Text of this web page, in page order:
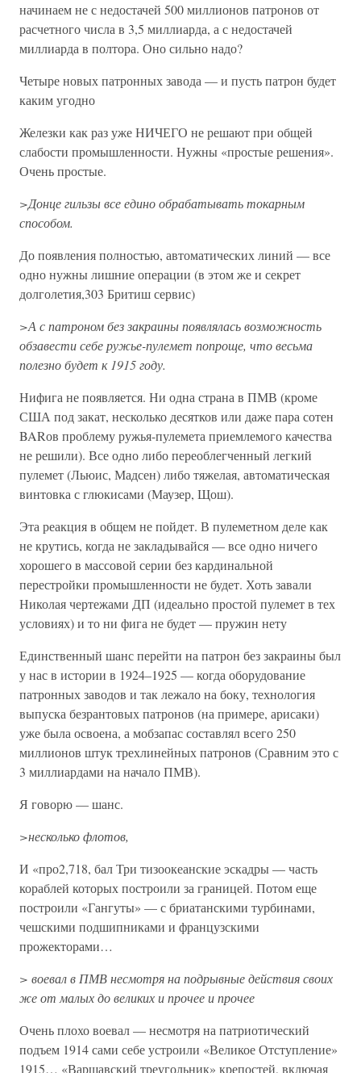
начинаем не с недостачей 500 миллионов патронов от
расчетного числа в 3,5 миллиарда, а с недостачей
миллиарда в полтора. Оно сильно надо?
Четыре новых патронных завода — и пусть патрон будет
каким угодно
Железки как раз уже НИЧЕГО не решают при общей
слабости промышленности. Нужны «простые решения».
Очень простые.
>Донце гильзы все едино обрабатывать токарным
способом.
До появления полностью, автоматических линий — все
одно нужны лишние операции (в этом же и секрет
долголетия,303 Бритиш сервис)
>А с патроном без закраины появлялась возможность
обзавести себе ружье-пулемет попроще, что весьма
полезно будет к 1915 году.
Нифига не появляется. Ни одна страна в ПМВ (кроме
США под закат, несколько десятков или даже пара сотен
BARов проблему ружья-пулемета приемлемого качества
не решили). Все одно либо переоблегченный легкий
пулемет (Льюис, Мадсен) либо тяжелая, автоматическая
винтовка с глюкисами (Маузер, Щош).
Эта реакция в общем не пойдет. В пулеметном деле как
не крутись, когда не закладывайся — все одно ничего
хорошего в массовой серии без кардинальной
перестройки промышленности не будет. Хоть завали
Николая чертежами ДП (идеально простой пулемет в тех
условиях) и то ни фига не будет — пружин нету
Единственный шанс перейти на патрон без закраины был
у нас в истории в 1924–1925 — когда оборудование
патронных заводов и так лежало на боку, технология
выпуска безрантовых патронов (на примере, арисаки)
уже была освоена, а мобзапас составлял всего 250
миллионов штук трехлинейных патронов (Сравним это с
3 миллиардами на начало ПМВ).
Я говорю — шанс.
>несколько флотов,
И «про2,718, бал Три тизоокеанские эскадры — часть
кораблей которых построили за границей. Потом еще
построили «Гангуты» — с бриатанскими турбинами,
чешскими подшипниками и французскими
прожекторами…
> воевал в ПМВ несмотря на подрывные действия своих
же от малых до великих и прочее и прочее
Очень плохо воевал — несмотря на патриотический
подъем 1914 сами себе устроили «Великое Отступление»
1915… «Варшавский треугольник» крепостей, включая